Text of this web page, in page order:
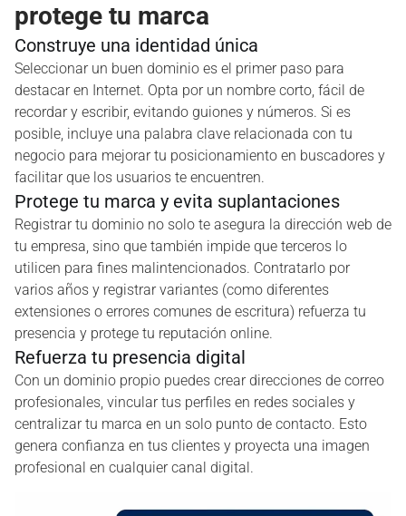
protege tu marca
Construye una identidad única
Seleccionar un buen dominio es el primer paso para
destacar en Internet. Opta por un nombre corto, fácil de
recordar y escribir, evitando guiones y números. Si es
posible, incluye una palabra clave relacionada con tu
negocio para mejorar tu posicionamiento en buscadores y
facilitar que los usuarios te encuentren.
Protege tu marca y evita suplantaciones
Registrar tu dominio no solo te asegura la dirección web de
tu empresa, sino que también impide que terceros lo
utilicen para fines malintencionados. Contratarlo por
varios años y registrar variantes (como diferentes
extensiones o errores comunes de escritura) refuerza tu
presencia y protege tu reputación online.
Refuerza tu presencia digital
Con un dominio propio puedes crear direcciones de correo
profesionales, vincular tus perfiles en redes sociales y
centralizar tu marca en un solo punto de contacto. Esto
genera confianza en tus clientes y proyecta una imagen
profesional en cualquier canal digital.